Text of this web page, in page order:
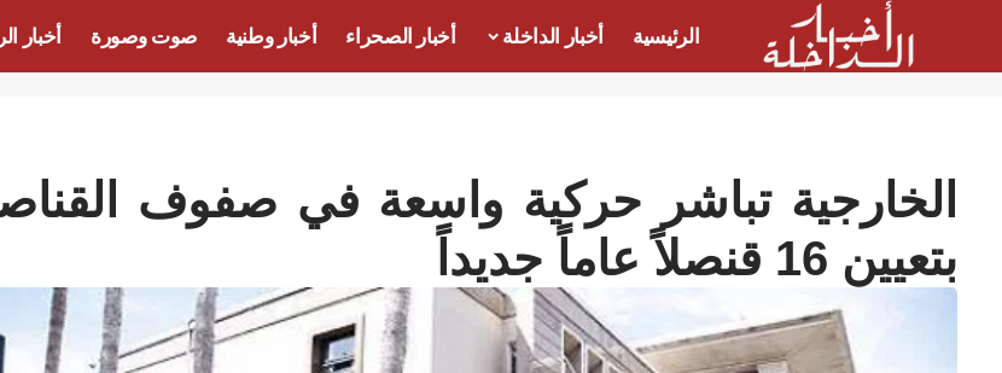
الرئيسية أخبار الداخلة أخبار الصحراء أخبار وطنية صوت وصورة أخبار
الخارجية تباشر حركية واسعة في صفوف
بتعيين 16 قنصلاً عاماً جديداً